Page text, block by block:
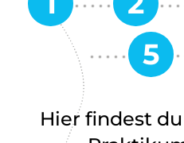
Hier findest